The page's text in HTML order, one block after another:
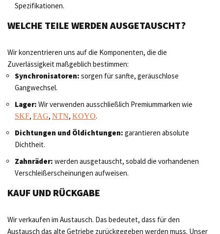
Spezifikationen.
WELCHE TEILE WERDEN AUSGETAUSCHT?
Wir konzentrieren uns auf die Komponenten, die die
Zuverlässigkeit maßgeblich bestimmen:
Synchronisatoren: sorgen für sanfte, geräuschlose
Gangwechsel.
Lager: Wir verwenden ausschließlich Premiummarken wie
SKF, FAG, NTN, KOYO.
Dichtungen und Öldichtungen: garantieren absolute
Dichtheit.
Zahnräder: werden ausgetauscht, sobald die vorhandenen
Verschleißerscheinungen aufweisen.
KAUF UND RÜCKGABE
Wir verkaufen im Austausch. Das bedeutet, dass für den
Austausch das alte Getriebe zurückgegeben werden muss. Unser